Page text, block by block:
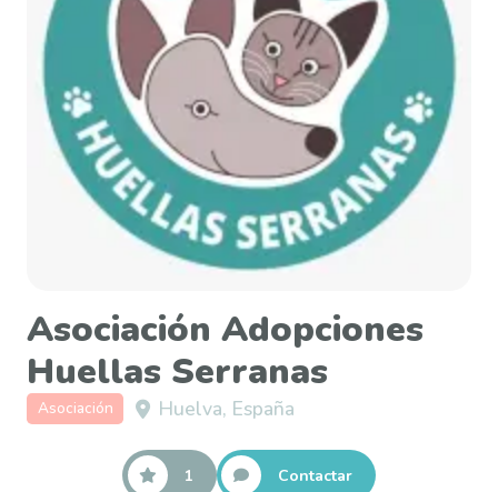
Asociación Adopciones
Huellas Serranas
Asociación Huelva, España
1 Contactar